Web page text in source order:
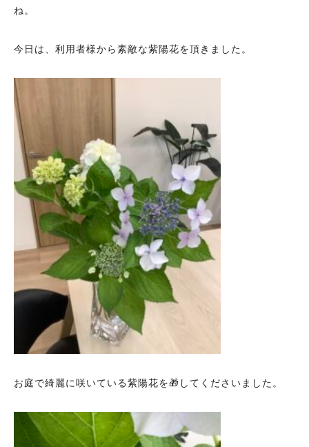
ね。
今日は、利用者様から素敵な紫陽花を頂きました。
お庭で綺麗に咲いている紫陽花を🎁してくださいました。